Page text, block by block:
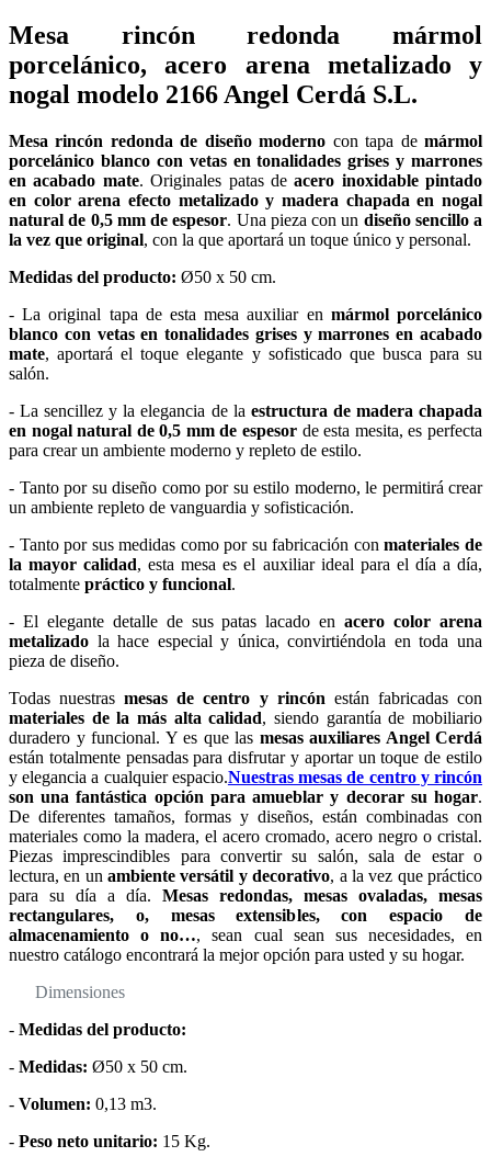
Mesa rincón redonda mármol
porcelánico, acero arena metalizado y
nogal modelo 2166 Angel Cerdá S.L.
Mesa rincón redonda de diseño moderno con tapa demármol
porcelánico blanco con vetas en tonalidades grises y marrones
en acabado mate. Originales patas deacero inoxidable pintado
en color arena efecto metalizado y madera chapada en nogal
natural de 0,5 mm de espesor. Una pieza con un diseño sencillo a
la vez que original, con la que aportará un toque único y personal.
Medidas del producto: Ø50 x 50 cm.
- La original tapa de esta mesa auxiliar en mármol porcelánico
blanco con vetas en tonalidades grises y marrones en acabado
mate, aportará el toque elegante y sofisticado que busca para su
salón.
- La sencillez y la elegancia de la estructura de madera chapada
en nogal natural de 0,5 mm de espesor de esta mesita, es perfecta
para crear un ambiente moderno y repleto de estilo.
- Tanto por su diseño como por su estilo moderno, le permitirá crear
un ambiente repleto de vanguardia y sofisticación.
- Tanto por sus medidas como por su fabricación conmateriales de
la mayor calidad, esta mesa es el auxiliar ideal para el día a día,
totalmente práctico y funcional.
- El elegante detalle de sus patas lacado enacero color arena
metalizado la hace especial y única, convirtiéndola en toda una
pieza de diseño.
Todas nuestrasmesas de centro y rincón están fabricadas con
materiales de la más alta calidad, siendo garantía de mobiliario
duradero y funcional. Y es que las mesas auxiliares Angel Cerdá
están totalmente pensadas para disfrutar y aportar un toque de estilo
y elegancia a cualquier espacio.Nuestras mesas de centro y rincón
son una fantástica opción para amueblar y decorar su hogar.
De diferentes tamaños, formas y diseños, están combinadas con
materiales como la madera, el acero cromado, acero negro o cristal.
Piezas imprescindibles para convertir su salón, sala de estar o
lectura, en unambiente versátil y decorativo, a la vez que práctico
para su día a día. Mesas redondas, mesas ovaladas, mesas
rectangulares, o, mesas extensibles, con espacio de
almacenamiento o no…, sean cual sean sus necesidades, en
nuestro catálogo encontrará la mejor opción para usted y su hogar.
Dimensiones
- Medidas del producto:
- Medidas: Ø50 x 50 cm.
- Volumen: 0,13 m3.
- Peso neto unitario: 15 Kg.